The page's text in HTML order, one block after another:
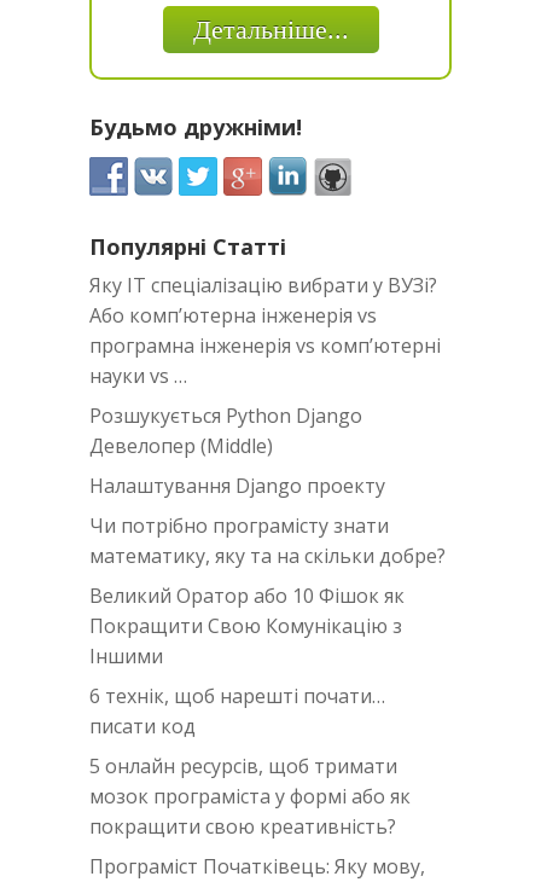
Детальніше...
Будьмо дружніми!
Популярні Статті
Яку IT спеціалізацію вибрати у ВУЗі?
Або комп’ютерна інженерія vs
програмна інженерія vs комп’ютерні
науки vs …
Розшукується Python Django
Девелопер (Middle)
Налаштування Django проекту
Чи потрібно програмісту знати
математику, яку та на скільки добре?
Великий Оратор або 10 Фішок як
Покращити Свою Комунікацію з
Іншими
6 технік, щоб нарешті почати…
писати код
5 онлайн ресурсів, щоб тримати
мозок програміста у формі або як
покращити свою креативність?
Програміст Початківець: Яку мову,